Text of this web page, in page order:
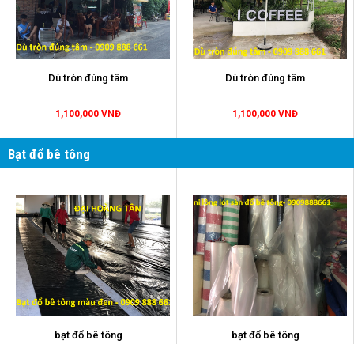
Dù tròn đúng tâm
1,100,000 VNĐ
Dù tròn đúng tâm
1,100,000 VNĐ
Bạt đổ bê tông
bạt đổ bê tông bạt đổ bê tông